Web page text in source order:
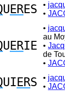
UERES •
•
UERIE
•
au
•
de
•
UI ERS •
•